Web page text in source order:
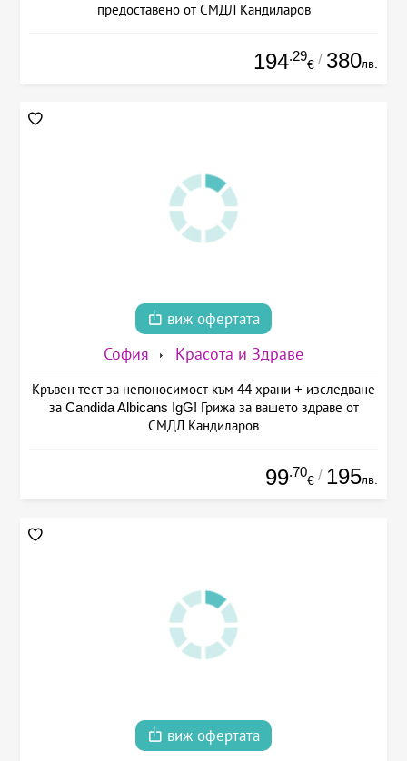
предоставено от СМДЛ Кандиларов
194.29
€ / 380лв.
виж офертата
София Красота и Здраве
Кръвен тест за непоносимост към 44 храни + изследване
за Candida Albicans IgG! Грижа за вашето здраве от
СМДЛ Кандиларов
99.70
€ / 195лв.
виж офертата